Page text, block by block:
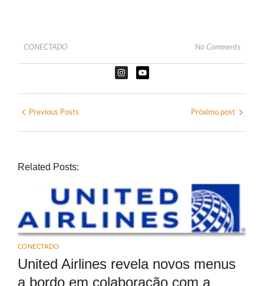
CONECTADO No Comments
Previous Posts Próximo post
Related Posts:
CONECTADO
United Airlines revela novos menus
a bordo em colaboração com a